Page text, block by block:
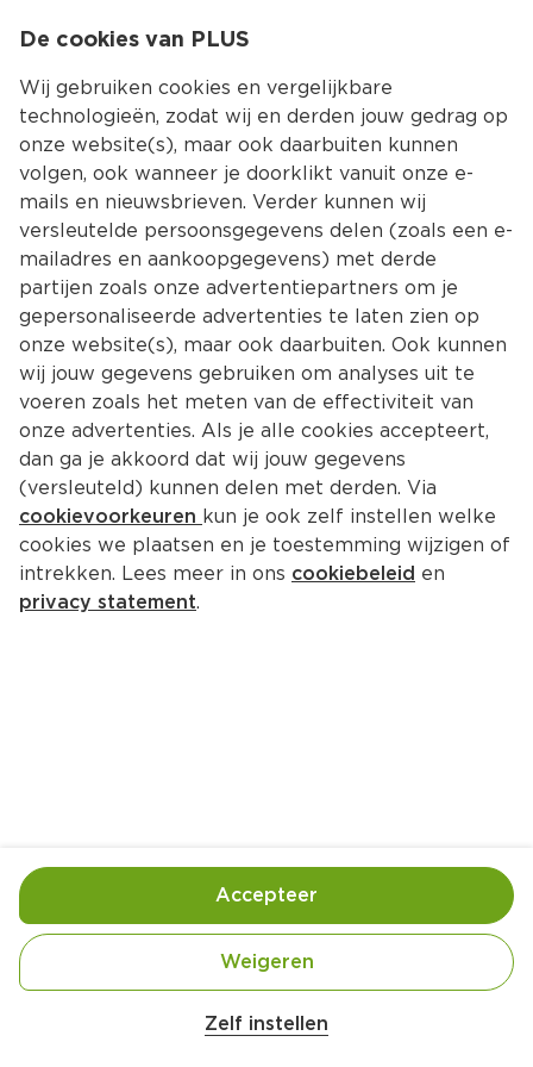
Kies jouw
Ingrediënten Bereiding
500 gram kruimige aardappels (geschild, in
De cookies van PLUS
Wij gebruiken cookies en vergelijkbare
technologieën, zodat wij en derden jouw gedrag op
onze website(s), maar ook daarbuiten kunnen
volgen, ook wanneer je doorklikt vanuit onze e-
mails en nieuwsbrieven. Verder kunnen wij
versleutelde persoonsgegevens delen (zoals een e-
mailadres en aankoopgegevens) met derde
partijen zoals onze advertentiepartners om je
gepersonaliseerde advertenties te laten zien op
onze website(s), maar ook daarbuiten. Ook kunnen
wij jouw gegevens gebruiken om analyses uit te
voeren zoals het meten van de effectiviteit van
onze advertenties. Als je alle cookies accepteert,
dan ga je akkoord dat wij jouw gegevens
(versleuteld) kunnen delen met derden. Via
cookievoorkeuren kun je ook zelf instellen welke
cookies we plaatsen en je toestemming wijzigen of
intrekken. Lees meer in ons cookiebeleid en
privacy statement.
Zelf instellen
Weigeren
Accepteer